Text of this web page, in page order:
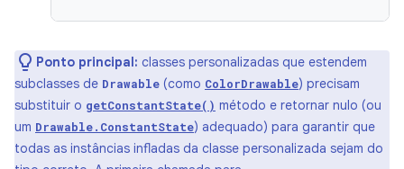
Ponto principal: classes personalizadas que estendem
subclasses de Drawable (como ColorDrawable) precisam
substituir o getConstantState() método e retornar nulo (ou
um Drawable.ConstantState) adequado) para garantir que
todas as instâncias infladas da classe personalizada sejam do